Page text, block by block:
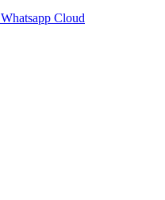
Whatsapp Cloud